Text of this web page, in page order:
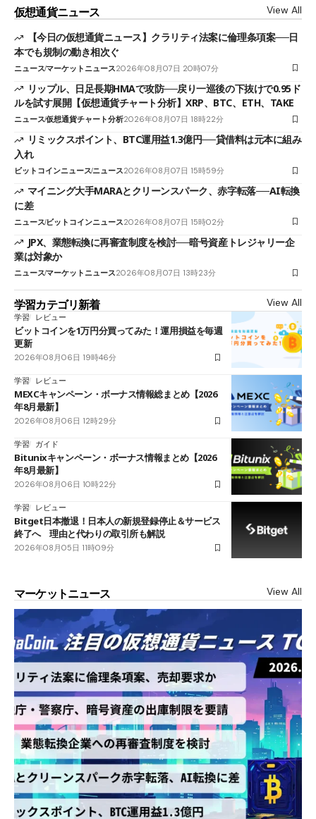
仮想通貨ニュース View All
【今日の仮想通貨ニュース】クラリティ法案に倫理条項案──日
本でも規制の動き相次ぐ
ニュースマーケットニュース2026年08月07日 20時07分
リップル、日足長期HMAで攻防──戻り一巡後の下抜けで0.95ド
ルを試す展開【仮想通貨チャート分析】XRP、BTC、ETH、TAKE
ニュース仮想通貨チャート分析2026年08月07日 18時22分
リミックスポイント、BTC運用益1.3億円──貸借料は元本に組み
入れ
ビットコインニュースニュース2026年08月07日 15時59分
マイニング大手MARAとクリーンスパーク、赤字転落──AI転換
に差
ニュースビットコインニュース2026年08月07日 15時02分
JPX、業態転換に再審査制度を検討──暗号資産トレジャリー企
業は対象か
ニュースマーケットニュース2026年08月07日 13時23分
学習カテゴリ新着 View All
学習 レビュー
ビットコインを1万円分買ってみた！運用損益を毎週
更新
2026年08月06日 19時46分
学習 レビュー
MEXCキャンペーン・ボーナス情報総まとめ【2026
年8月最新】
2026年08月06日 12時29分
学習 ガイド
Bitunixキャンペーン・ボーナス情報まとめ【2026
年8月最新】
2026年08月06日 10時22分
学習 レビュー
Bitget日本撤退！日本人の新規登録停止＆サービス
終了へ 理由と代わりの取引所も解説
2026年08月05日 11時09分
マーケットニュース View All